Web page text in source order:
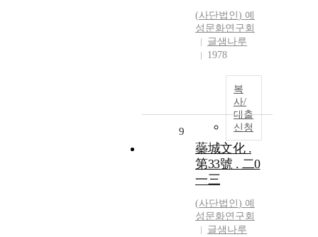
(사단법인) 예
성문화연구회
글샘나루
1978
복
사/
대출
신청
9
蘂城文化 .
第33號 . 二0
一三
(사단법인) 예
성문화연구회
글샘나루